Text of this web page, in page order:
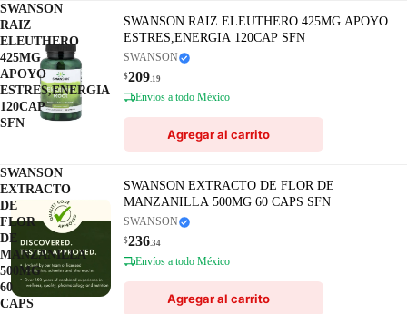
SWANSON
RAIZ
ELEUTHERO
425MG
APOYO
ESTRES,ENERGIA
120CAP
SFN
SWANSON RAIZ ELEUTHERO 425MG APOYO
ESTRES,ENERGIA 120CAP SFN
SWANSON
$209.19
Envíos a todo México
Agregar al carrito
SWANSON
EXTRACTO
DE
FLOR
DE
MANZANILLA
500MG
60
CAPS
SWANSON EXTRACTO DE FLOR DE
MANZANILLA 500MG 60 CAPS SFN
SWANSON
$236.34
Envíos a todo México
Agregar al carrito